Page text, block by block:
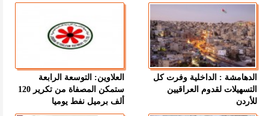
الدهامشة : الداخلية وفرت كل
التسهيلات لقدوم العراقيين
للأردن
العلاوين: التوسعة الرابعة
ستمكن المصفاة من تكرير 120
ألف برميل نفط يوميا